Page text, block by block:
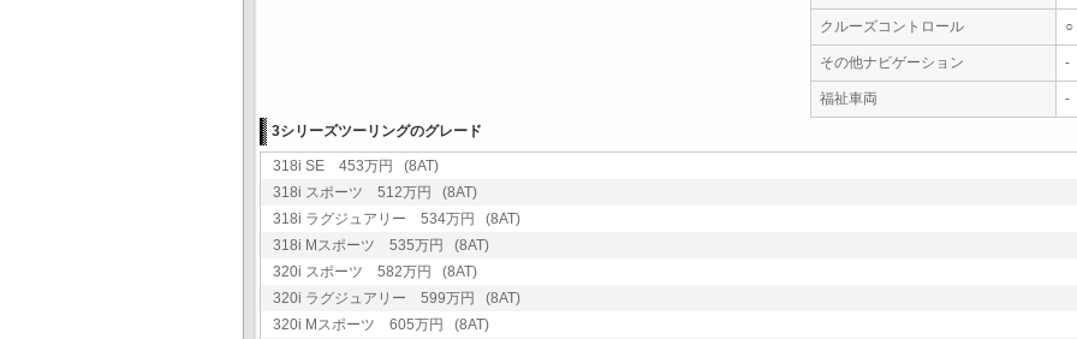
クルーズコントロール ○
その他ナビゲーション -
福祉車両
-
3シリーズツーリングのグレード
318i SE 453万円 (8AT)
318i スポーツ 512万円 (8AT)
318i ラグジュアリー 534万円 (8AT)
318i Mスポーツ 535万円 (8AT)
320i スポーツ 582万円 (8AT)
320i ラグジュアリー 599万円 (8AT)
320i Mスポーツ 605万円 (8AT)